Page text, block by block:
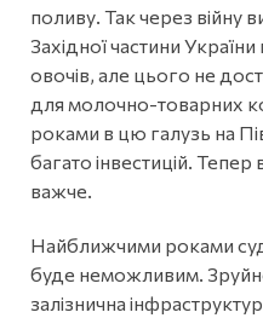
поливу. Так через війну
Західної частини
овочів, але цього не
для молочно-товарних
роками в цю галузь на
багато інвестицій.
важче.
Найближчими роками
буде неможливим.
залізнична